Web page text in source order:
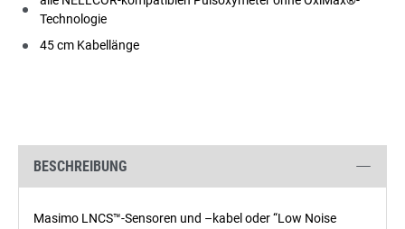
Technologie
45 cm Kabellänge
BESCHREIBUNG
Masimo LNCS™-Sensoren und –kabel oder “Low Noise